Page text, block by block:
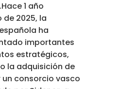
Hace 1 año
de 2025, la
ha
importantes
estratégicos,
la adquisición de
un consorcio vasco